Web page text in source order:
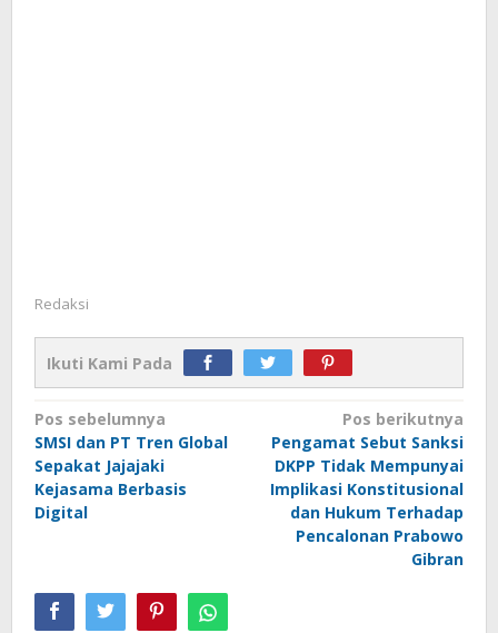
Redaksi
Ikuti Kami Pada
Navigasi
pos
Pos sebelumnya
SMSI dan PT Tren Global
Sepakat Jajajaki
Kejasama Berbasis
Digital
Pos berikutnya
Pengamat Sebut Sanksi
DKPP Tidak Mempunyai
Implikasi Konstitusional
dan Hukum Terhadap
Pencalonan Prabowo
Gibran